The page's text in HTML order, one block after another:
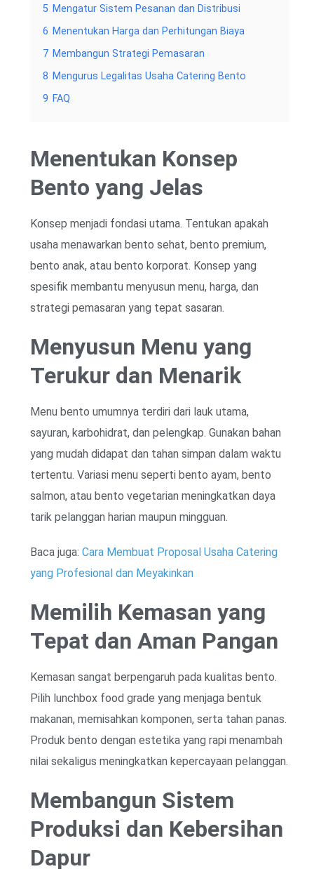
5 Mengatur Sistem Pesanan dan Distribusi
6 Menentukan Harga dan Perhitungan Biaya
7 Membangun Strategi Pemasaran
8 Mengurus Legalitas Usaha Catering Bento
9 FAQ
Menentukan Konsep
Bento yang Jelas
Konsep menjadi fondasi utama. Tentukan apakah
usaha menawarkan bento sehat, bento premium,
bento anak, atau bento korporat. Konsep yang
spesifik membantu menyusun menu, harga, dan
strategi pemasaran yang tepat sasaran.
Menyusun Menu yang
Terukur dan Menarik
Menu bento umumnya terdiri dari lauk utama,
sayuran, karbohidrat, dan pelengkap. Gunakan bahan
yang mudah didapat dan tahan simpan dalam waktu
tertentu. Variasi menu seperti bento ayam, bento
salmon, atau bento vegetarian meningkatkan daya
tarik pelanggan harian maupun mingguan.
Baca juga: Cara Membuat Proposal Usaha Catering
yang Profesional dan Meyakinkan
Memilih Kemasan yang
Tepat dan Aman Pangan
Kemasan sangat berpengaruh pada kualitas bento.
Pilih lunchbox food grade yang menjaga bentuk
makanan, memisahkan komponen, serta tahan panas.
Produk bento dengan estetika yang rapi menambah
nilai sekaligus meningkatkan kepercayaan pelanggan.
Membangun Sistem
Produksi dan Kebersihan
Dapur